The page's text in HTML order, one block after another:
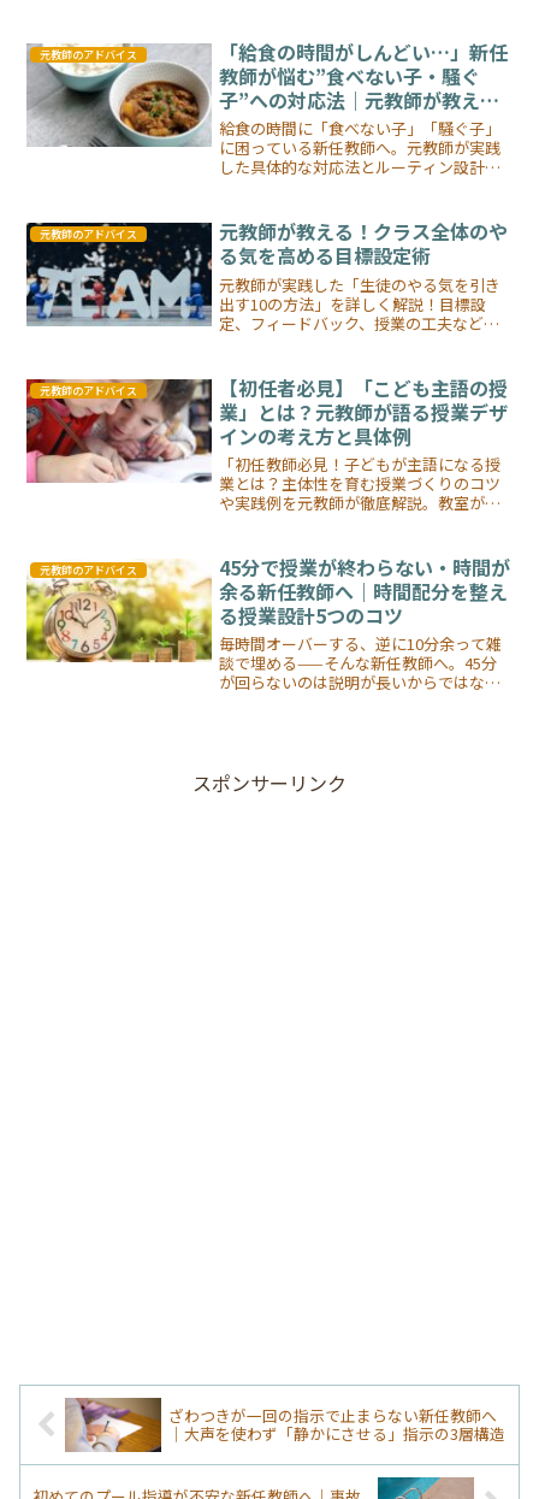
元教師のアドバイス
「給食の時間がしんどい…」新任
教師が悩む”食べない子・騒ぐ
子”への対応法｜元教師が教える
給食指導の基本
給食の時間に「食べない子」「騒ぐ子」
に困っている新任教師へ。元教師が実践
した具体的な対応法とルーティン設計の
元教師のアドバイス
元教師が教える！クラス全体のや
る気を高める目標設定術
元教師が実践した「生徒のやる気を引き
出す10の方法」を詳しく解説！目標設
定、フィードバック、授業の工夫など、
元教師のアドバイス
【初任者必見】「こども主語の授
業」とは？元教師が語る授業デザ
インの考え方と具体例
「初任教師必見！子どもが主語になる授
業とは？主体性を育む授業づくりのコツ
や実践例を元教師が徹底解説。教室が変
元教師のアドバイス
45分で授業が終わらない・時間が
余る新任教師へ｜時間配分を整え
る授業設計5つのコツ
毎時間オーバーする、逆に10分余って雑
談で埋める——そんな新任教師へ。45分
が回らないのは説明が長いからではなく
します。
スポンサーリンク
ざわつきが一回の指示で止まらない新任教師へ
｜大声を使わず「静かにさせる」指示の3層構造